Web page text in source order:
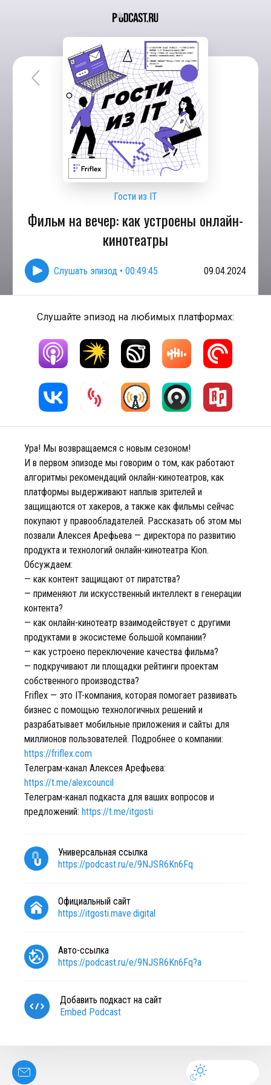
Гости из IT
Фильм на вечер: как устроены онлайн-
кинотеатры
Слушать эпизод • 00:49:45 09.04.2024
Слушайте эпизод на любимых платформах:
Ура! Мы возвращаемся с новым сезоном!
И в первом эпизоде мы говорим о том, как работают
алгоритмы рекомендаций онлайн-кинотеатров, как
платформы выдерживают наплыв зрителей и
защищаются от хакеров, а также как фильмы сейчас
покупают у правообладателей. Рассказать об этом мы
позвали Алексея Арефьева — директора по развитию
продукта и технологий онлайн-кинотеатра Kion.
Обсуждаем:
— как контент защищают от пиратства?
— применяют ли искусственный интеллект в генерации
контента?
— как онлайн-кинотеатр взаимодействует с другими
продуктами в экосистеме большой компании?
— как устроено переключение качества фильма?
— подкручивают ли площадки рейтинги проектам
собственного производства?
Friflex — это IT-компания, которая помогает развивать
бизнес с помощью технологичных решений и
разрабатывает мобильные приложения и сайты для
миллионов пользователей. Подробнее о компании:
https://friflex.com
Телеграм-канал Алексея Арефьева:
https://t.me/alexcouncil
Телеграм-канал подкаста для ваших вопросов и
предложений: https://t.me/itgosti
Универсальная ссылка
https://podcast.ru/e/9NJSR6Kn6Fq
Официальный сайт
https://itgosti.mave.digital
Авто-ссылка
https://podcast.ru/e/9NJSR6Kn6Fq?a
Добавить подкаст на сайт
Embed Podcast